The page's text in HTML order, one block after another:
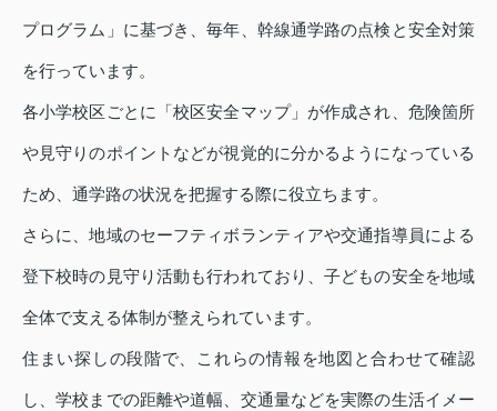
プログラム」に基づき、毎年、幹線通学路の点検と安全対策
を行っています。
各小学校区ごとに「校区安全マップ」が作成され、危険箇所
や見守りのポイントなどが視覚的に分かるようになっている
ため、通学路の状況を把握する際に役立ちます。
さらに、地域のセーフティボランティアや交通指導員による
登下校時の見守り活動も行われており、子どもの安全を地域
全体で支える体制が整えられています。
住まい探しの段階で、これらの情報を地図と合わせて確認
し、学校までの距離や道幅、交通量などを実際の生活イメー